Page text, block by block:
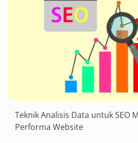
Teknik Analisis Data untuk SEO
Performa Website